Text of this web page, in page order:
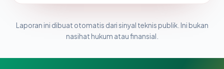
Laporan ini dibuat otomatis dari sinyal teknis publik. Ini bukan
nasihat hukum atau finansial.